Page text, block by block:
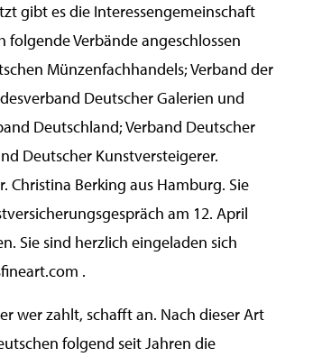
gibt es die Interessengemeinschaft
Verbände angeschlossen
Münzenfachhandels; Verband der
Deutscher Galerien und
Deutschland; Verband Deutscher
Deutscher Kunstversteigerer.
Christina Berking aus Hamburg. Sie
am 12. April
Sie sind herzlich eingeladen sich
.
wer zahlt, schafft an. Nach dieser Art
folgend seit Jahren die